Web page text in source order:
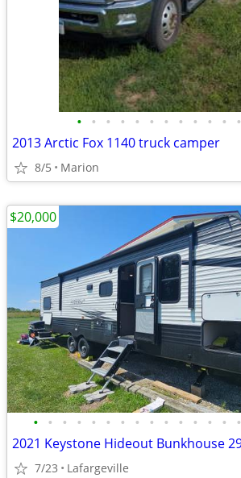
• • • • • • • • • • • •
2013 Arctic Fox 1140 truck camper
8/5 Marion
• • • • • • • • • • • • • • •
2021 Keystone Hideout Bunkhouse
7/23 Lafargeville
$20,000